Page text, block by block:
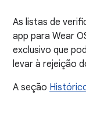
As listas de
app para Wear
exclusivo que
levar à rejeição
A seção